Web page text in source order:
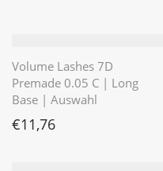
Volume Lashes 7D
Premade 0.05 C | Long
Base | Auswahl
€11,76